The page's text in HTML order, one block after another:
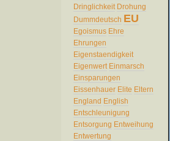
Dringlichkeit Drohung
Dummdeutsch EU
Egoismus Ehre
Ehrungen
Eigenstaendigkeit
Eigenwert Einmarsch
Einsparungen
Eissenhauer Elite Eltern
England English
Entschleunigung
Entsorgung Entweihung
Entwertung